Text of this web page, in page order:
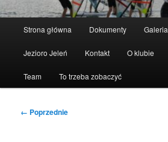
Strona główna Dokumenty Galeria
Jezioro Jeleń Kontakt O klubie
Team To trzeba zobaczyć
Nawigacja
← Poprzednie